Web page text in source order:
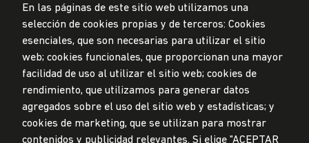
Privacidad de datos personales
Mesa de partes
© Universidad de Lima, 2024
Todos los derechos reservados
Diseñado porPartners
En las páginas de este sitio web utilizamos una
selección de cookies propias y de terceros: Cookies
esenciales, que son necesarias para utilizar el sitio
web; cookies funcionales, que proporcionan una mayor
facilidad de uso al utilizar el sitio web; cookies de
rendimiento, que utilizamos para generar datos
agregados sobre el uso del sitio web y estadísticas; y
cookies de marketing, que se utilizan para mostrar
contenidos y publicidad relevantes. Si elige "ACEPTAR